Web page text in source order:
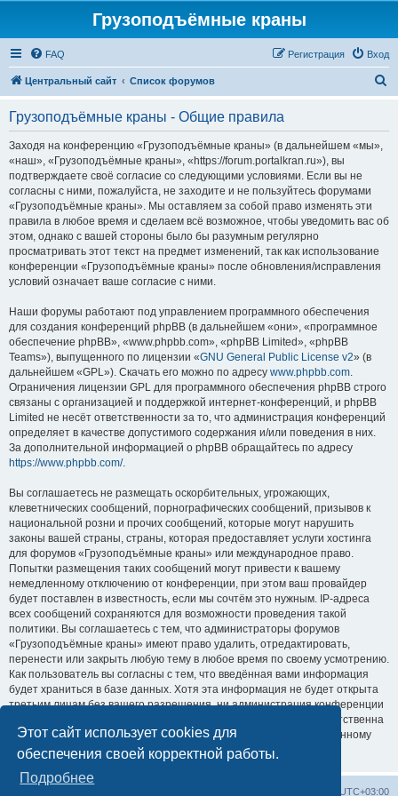
Этот сайт использует cookies для
обеспечения своей корректной работы.
Подробнее
Грузоподъёмные краны
FAQ Вход
Регистрация
Центральный сайт Список форумов
Грузоподъёмные краны - Общие правила
Заходя на конференцию «Грузоподъёмные краны» (в дальнейшем «мы»,
«наш», «Грузоподъёмные краны», «https://forum.portalkran.ru»), вы
подтверждаете своё согласие со следующими условиями. Если вы не
согласны с ними, пожалуйста, не заходите и не пользуйтесь форумами
«Грузоподъёмные краны». Мы оставляем за собой право изменять эти
правила в любое время и сделаем всё возможное, чтобы уведомить вас об
этом, однако с вашей стороны было бы разумным регулярно
просматривать этот текст на предмет изменений, так как использование
конференции «Грузоподъёмные краны» после обновления/исправления
условий означает ваше согласие с ними.
Наши форумы работают под управлением программного обеспечения
для создания конференций phpBB (в дальнейшем «они», «программное
обеспечение phpBB», «www.phpbb.com», «phpBB Limited», «phpBB
Teams»), выпущенного по лицензии «GNU General Public License v2» (в
дальнейшем «GPL»). Скачать его можно по адресу www.phpbb.com.
Ограничения лицензии GPL для программного обеспечения phpBB строго
связаны с организацией и поддержкой интернет-конференций, и phpBB
Limited не несёт ответственности за то, что администрация конференций
определяет в качестве допустимого содержания и/или поведения в них.
За дополнительной информацией о phpBB обращайтесь по адресу
https://www.phpbb.com/.
Вы соглашаетесь не размещать оскорбительных, угрожающих,
клеветнических сообщений, порнографических сообщений, призывов к
национальной розни и прочих сообщений, которые могут нарушить
законы вашей страны, страны, которая предоставляет услуги хостинга
для форумов «Грузоподъёмные краны» или международное право.
Попытки размещения таких сообщений могут привести к вашему
немедленному отключению от конференции, при этом ваш провайдер
будет поставлен в известность, если мы сочтём это нужным. IP-адреса
всех сообщений сохраняются для возможности проведения такой
политики. Вы соглашаетесь с тем, что администраторы форумов
«Грузоподъёмные краны» имеют право удалить, отредактировать,
перенести или закрыть любую тему в любое время по своему усмотрению.
Как пользователь вы согласны с тем, что введённая вами информация
будет храниться в базе данных. Хотя эта информация не будет открыта
третьим лицам без вашего разрешения, ни администрация конференции
«Грузоподъёмные краны», ни phpBB Limited не может быть ответственна
за действия хакеров, которые могут привести к несанкционированному
доступу к ней.
UTC+03:00